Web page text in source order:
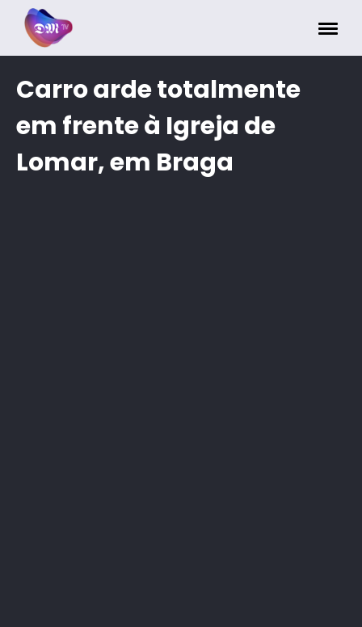
Carro arde totalmente
em frente à Igreja de
Lomar, em Braga
Painel de Gerenciamento de Cookies